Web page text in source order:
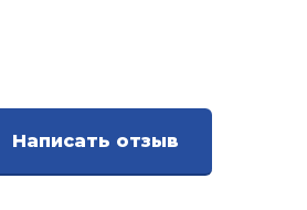
Написать отзыв